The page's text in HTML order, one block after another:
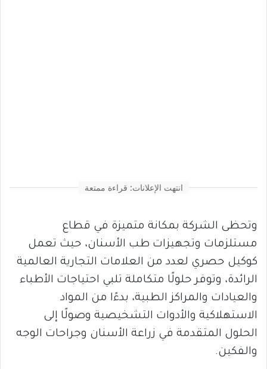
انتهت الإعلانات: قراءة ممتعة
وتحظى الشركة بمكانة متميزة في قطاع
مستلزمات وتجهيزات طب الأسنان، حيث تعمل
كوكيل حصري لعدد من العلامات التجارية العالمية
الرائدة، وتوفر حلولًا متكاملة تلبي احتياجات الأطباء
والعيادات والمراكز الطبية، بدءًا من المواد
الاستهلاكية والأدوات التشخيصية وصولًا إلى
الحلول المتقدمة في زراعة الأسنان وجراحات الوجه
والفكين.